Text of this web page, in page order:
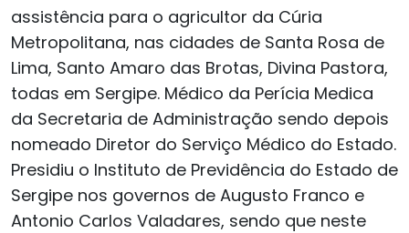
assistência para o agricultor da Cúria
Metropolitana, nas cidades de Santa Rosa de
Lima, Santo Amaro das Brotas, Divina Pastora,
todas em Sergipe. Médico da Perícia Medica
da Secretaria de Administração sendo depois
nomeado Diretor do Serviço Médico do Estado.
Presidiu o Instituto de Previdência do Estado de
Sergipe nos governos de Augusto Franco e
Antonio Carlos Valadares, sendo que neste